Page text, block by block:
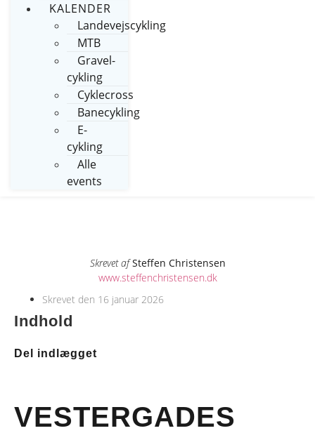
KALENDER
Landevejscykling
MTB
Gravel-
cykling
Cyklecross
Banecykling
E-
cykling
Alle
events
Skrevet afSteffen Christensen
www.steffenchristensen.dk
Skrevet den 16 januar 2026
Indhold
Del indlægget
VESTERGADES